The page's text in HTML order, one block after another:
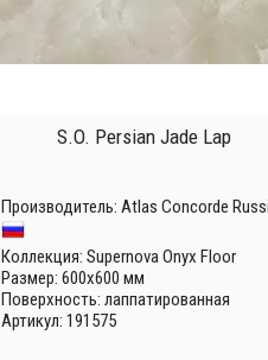
S.O. Persian Jade Lap
Производитель: Atlas Concorde
Коллекция: Supernova Onyx Floor
Размер: 600x600 мм
Поверхность: лаппатированная
Артикул: 191575